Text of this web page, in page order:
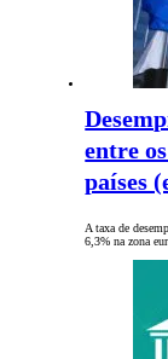
entre
países
A taxa de
6,3% na zona